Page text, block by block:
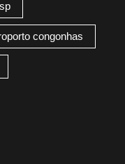
congonhas